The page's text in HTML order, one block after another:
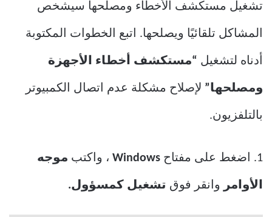
تشغيل مستكشف الأخطاء ومصلحها سيشخص
المشاكل تلقائيًا ويصلحها. اتبع الخطوات المكتوبة
أدناه لتشغيل “مستكشف أخطاء الأجهزة
ومصلحها” لإصلاح مشكلة عدم اتصال الكمبيوتر
بالتلفزيون.
1. اضغط على مفتاح Windows ، واكتب موجه
الأوامر وانقر فوق تشغيل كمسؤول.